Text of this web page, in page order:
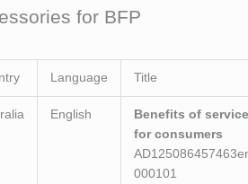
for BFP
Language Title
English
Benefits of service
for consumers
000101